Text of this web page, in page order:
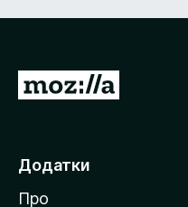
П
е
й
Додатки
Про